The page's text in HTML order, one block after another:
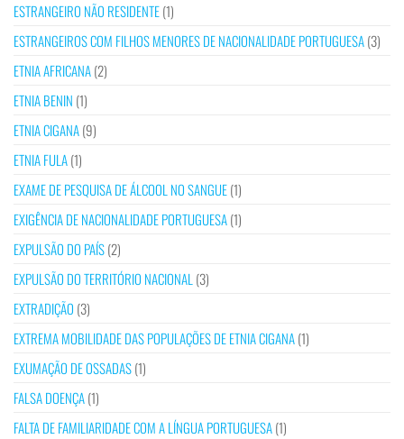
ESTRANGEIRO NÃO RESIDENTE(1)
ESTRANGEIROS COM FILHOS MENORES DE NACIONALIDADE PORTUGUESA(3)
ETNIA AFRICANA(2)
ETNIA BENIN (1)
ETNIA CIGANA(9)
ETNIA FULA(1)
EXAME DE PESQUISA DE ÁLCOOL NO SANGUE(1)
EXIGÊNCIA DE NACIONALIDADE PORTUGUESA(1)
EXPULSÃO DO PAÍS(2)
EXPULSÃO DO TERRITÓRIO NACIONAL (3)
EXTRADIÇÃO (3)
EXTREMA MOBILIDADE DAS POPULAÇÕES DE ETNIA CIGANA(1)
EXUMAÇÃO DE OSSADAS(1)
FALSA DOENÇA(1)
FALTA DE FAMILIARIDADE COM A LÍNGUA PORTUGUESA(1)